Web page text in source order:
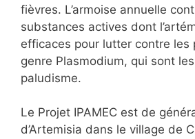
fièvres. L’armoise annuelle
substances actives dont
efficaces pour lutter contre les
genre Plasmodium, qui sont
paludisme.
Le Projet IPAMEC est de
d’Artemisia dans le village de